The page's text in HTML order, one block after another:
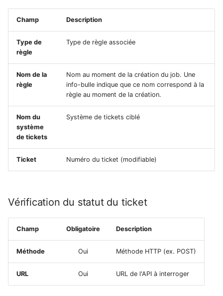
Champ Description
Type de
règle
Type de règle associée
Nom de la
règle
Nom au moment de la création du job. Une
info-bulle indique que ce nom correspond à la
règle au moment de la création.
Nom du
système
de tickets
Système de tickets ciblé
Ticket Numéro du ticket (modifiable)
Vérification du statut du ticket
Champ Obligatoire Description
Méthode Oui Méthode HTTP (ex. POST)
URL Oui URL de l'API à interroger